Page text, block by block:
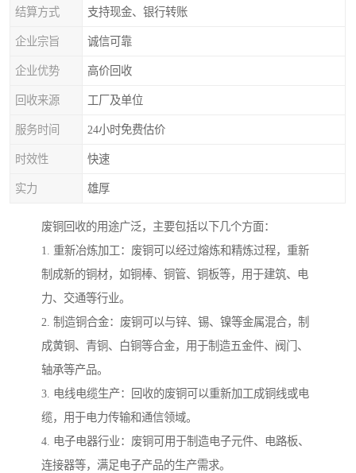
结算方式 支持现金、银行转账
企业宗旨 诚信可靠
企业优势 高价回收
回收来源 工厂及单位
服务时间 24小时免费估价
时效性 快速
实力 雄厚
废铜回收的用途广泛，主要包括以下几个方面：
1. 重新冶炼加工：废铜可以经过熔炼和精炼过程，重新
制成新的铜材，如铜棒、铜管、铜板等，用于建筑、电
力、交通等行业。
2. 制造铜合金：废铜可以与锌、锡、镍等金属混合，制
成黄铜、青铜、白铜等合金，用于制造五金件、阀门、
轴承等产品。
3. 电线电缆生产：回收的废铜可以重新加工成铜线或电
缆，用于电力传输和通信领域。
4. 电子电器行业：废铜可用于制造电子元件、电路板、
连接器等，满足电子产品的生产需求。